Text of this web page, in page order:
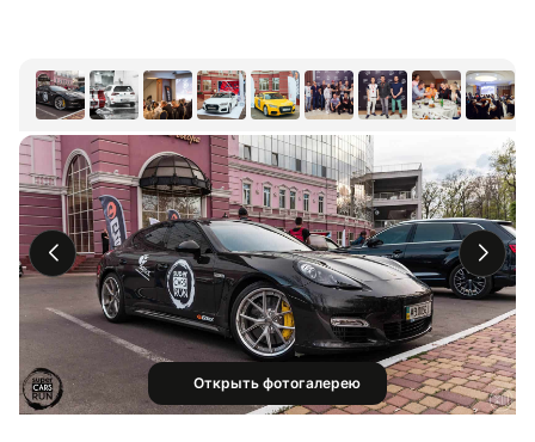
Открыть фотогалерею